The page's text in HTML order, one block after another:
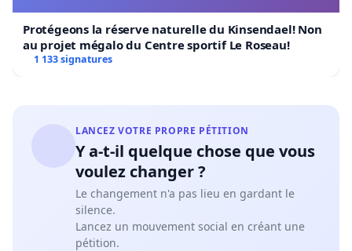
Protégeons la réserve naturelle du Kinsendael! Non
au projet mégalo du Centre sportif Le Roseau!
1 133 signatures
LANCEZ VOTRE PROPRE PÉTITION
Y a-t-il quelque chose que vous
voulez changer ?
Le changement n'a pas lieu en gardant le
silence.
Lancez un mouvement social en créant une
pétition.